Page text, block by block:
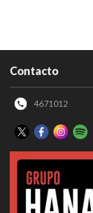
Contacto
4671012